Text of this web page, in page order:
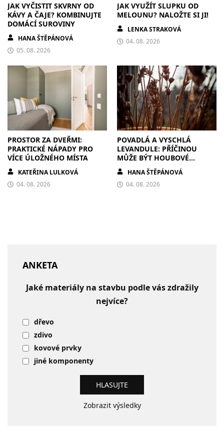
JAK VYČISTIT SKVRNY OD
KÁVY A ČAJE? KOMBINUJTE
DOMÁCÍ SUROVINY
HANA ŠTĚPÁNOVÁ
05. 08. 2026
JAK VYUŽÍT SLUPKU OD
MELOUNU? NALOŽTE SI JI!
LENKA STRAKOVÁ
04. 08. 2026
PROSTOR ZA DVEŘMI:
PRAKTICKÉ NÁPADY PRO
VÍCE ÚLOŽNÉHO MÍSTA
KATEŘINA LULKOVÁ
04. 08. 2026
POVADLÁ A VYSCHLÁ
LEVANDULE: PŘÍČINOU
MŮŽE BÝT HOUBOVÉ
ONEMOCNĚNÍ
HANA ŠTĚPÁNOVÁ
04. 08. 2026
ANKETA
Jaké materiály na stavbu podle vás zdražily
nejvíce?
dřevo
zdivo
kovové prvky
jiné komponenty
Zobrazit výsledky